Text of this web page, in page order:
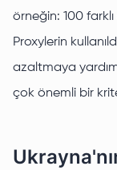
örneğin: 100
Proxylerin
azaltmaya
çok önemli bir